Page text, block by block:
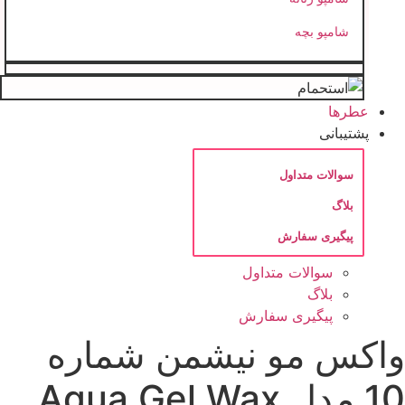
شامپو بچه
عطرها
پشتیبانی
سوالات متداول
بلاگ
پیگیری سفارش
سوالات متداول
بلاگ
پیگیری سفارش
مو نیشمن شماره